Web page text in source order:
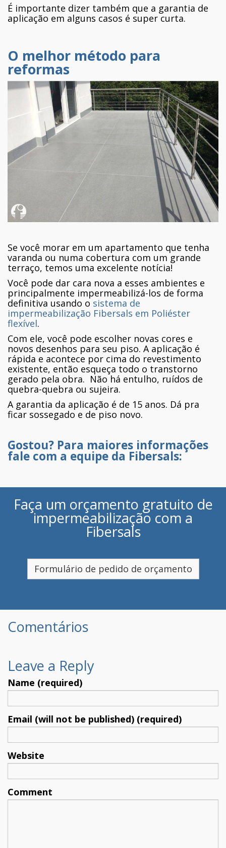
É importante dizer também que a garantia de
aplicação em alguns casos é super curta.
O melhor método para
reformas
Se você morar em um apartamento que tenha
varanda ou numa cobertura com um grande
terraço, temos uma excelente notícia!
Você pode dar cara nova a esses ambientes e
principalmente impermeabilizá-los de forma
definitiva usando o sistema de
impermeabilização Fibersals em Poliéster
flexível.
Com ele, você pode escolher novas cores e
novos desenhos para seu piso. A aplicação é
rápida e acontece por cima do revestimento
existente, então esqueça todo o transtorno
gerado pela obra. Não há entulho, ruídos de
quebra-quebra ou sujeira.
A garantia da aplicação é de 15 anos. Dá pra
ficar sossegado e de piso novo.
Gostou? Para maiores informações
fale com a equipe da Fibersals:
Faça um orçamento gratuito de
impermeabilização com a
Fibersals
Formulário de pedido de orçamento
Comentários
Leave a Reply
Name (required)
Email (will not be published) (required)
Website
Comment